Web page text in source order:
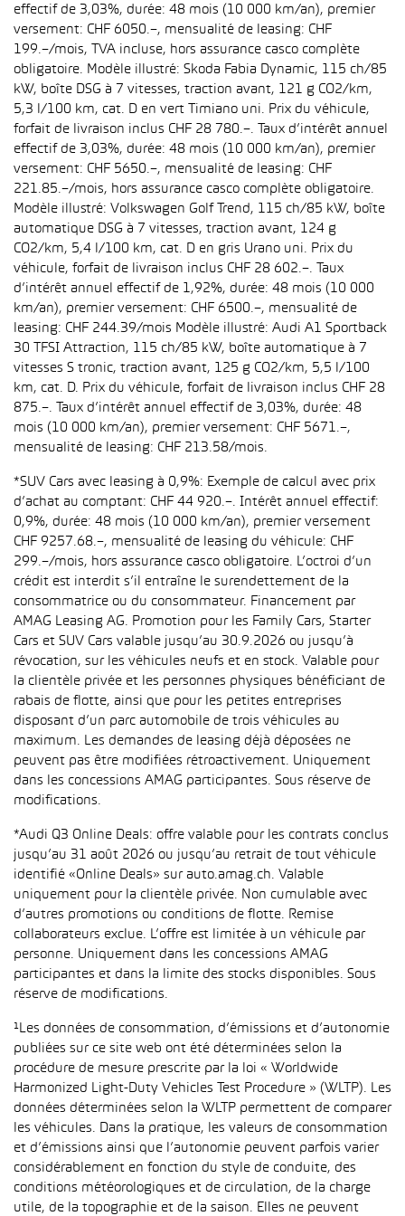
effectif de 3,03%, durée: 48 mois (10 000 km/an), premier
versement: CHF 6050.–, mensualité de leasing: CHF
199.–/mois, TVA incluse, hors assurance casco complète
obligatoire. Modèle illustré: Skoda Fabia Dynamic, 115 ch/85
kW, boîte DSG à 7 vitesses, traction avant, 121 g CO2/km,
5,3 l/100 km, cat. D en vert Timiano uni. Prix du véhicule,
forfait de livraison inclus CHF 28 780.–. Taux d’intérêt annuel
effectif de 3,03%, durée: 48 mois (10 000 km/an), premier
versement: CHF 5650.–, mensualité de leasing: CHF
221.85.–/mois, hors assurance casco complète obligatoire.
Modèle illustré: Volkswagen Golf Trend, 115 ch/85 kW, boîte
automatique DSG à 7 vitesses, traction avant, 124 g
CO2/km, 5,4 l/100 km, cat. D en gris Urano uni. Prix du
véhicule, forfait de livraison inclus CHF 28 602.–. Taux
d’intérêt annuel effectif de 1,92%, durée: 48 mois (10 000
km/an), premier versement: CHF 6500.–, mensualité de
leasing: CHF 244.39/mois Modèle illustré: Audi A1 Sportback
30 TFSI Attraction, 115 ch/85 kW, boîte automatique à 7
vitesses S tronic, traction avant, 125 g CO2/km, 5,5 l/100
km, cat. D. Prix du véhicule, forfait de livraison inclus CHF 28
875.–. Taux d’intérêt annuel effectif de 3,03%, durée: 48
mois (10 000 km/an), premier versement: CHF 5671.–,
mensualité de leasing: CHF 213.58/mois.
*SUV Cars avec leasing à 0,9%: Exemple de calcul avec prix
d’achat au comptant: CHF 44 920.–. Intérêt annuel effectif:
0,9%, durée: 48 mois (10 000 km/an), premier versement
CHF 9257.68.–, mensualité de leasing du véhicule: CHF
299.–/mois, hors assurance casco obligatoire. L’octroi d’un
crédit est interdit s’il entraîne le surendettement de la
consommatrice ou du consommateur. Financement par
AMAG Leasing AG. Promotion pour les Family Cars, Starter
Cars et SUV Cars valable jusqu’au 30.9.2026 ou jusqu’à
révocation, sur les véhicules neufs et en stock. Valable pour
la clientèle privée et les personnes physiques bénéficiant de
rabais de flotte, ainsi que pour les petites entreprises
disposant d’un parc automobile de trois véhicules au
maximum. Les demandes de leasing déjà déposées ne
peuvent pas être modifiées rétroactivement. Uniquement
dans les concessions AMAG participantes. Sous réserve de
modifications.
*Audi Q3 Online Deals: offre valable pour les contrats conclus
jusqu’au 31 août 2026 ou jusqu’au retrait de tout véhicule
identifié «Online Deals» sur auto.amag.ch. Valable
uniquement pour la clientèle privée. Non cumulable avec
d’autres promotions ou conditions de flotte. Remise
collaborateurs exclue. L’offre est limitée à un véhicule par
personne. Uniquement dans les concessions AMAG
participantes et dans la limite des stocks disponibles. Sous
réserve de modifications.
¹Les données de consommation, d’émissions et d’autonomie
publiées sur ce site web ont été déterminées selon la
procédure de mesure prescrite par la loi « Worldwide
Harmonized Light-Duty Vehicles Test Procedure » (WLTP). Les
données déterminées selon la WLTP permettent de comparer
les véhicules. Dans la pratique, les valeurs de consommation
et d’émissions ainsi que l’autonomie peuvent parfois varier
considérablement en fonction du style de conduite, des
conditions météorologiques et de circulation, de la charge
utile, de la topographie et de la saison. Elles ne peuvent